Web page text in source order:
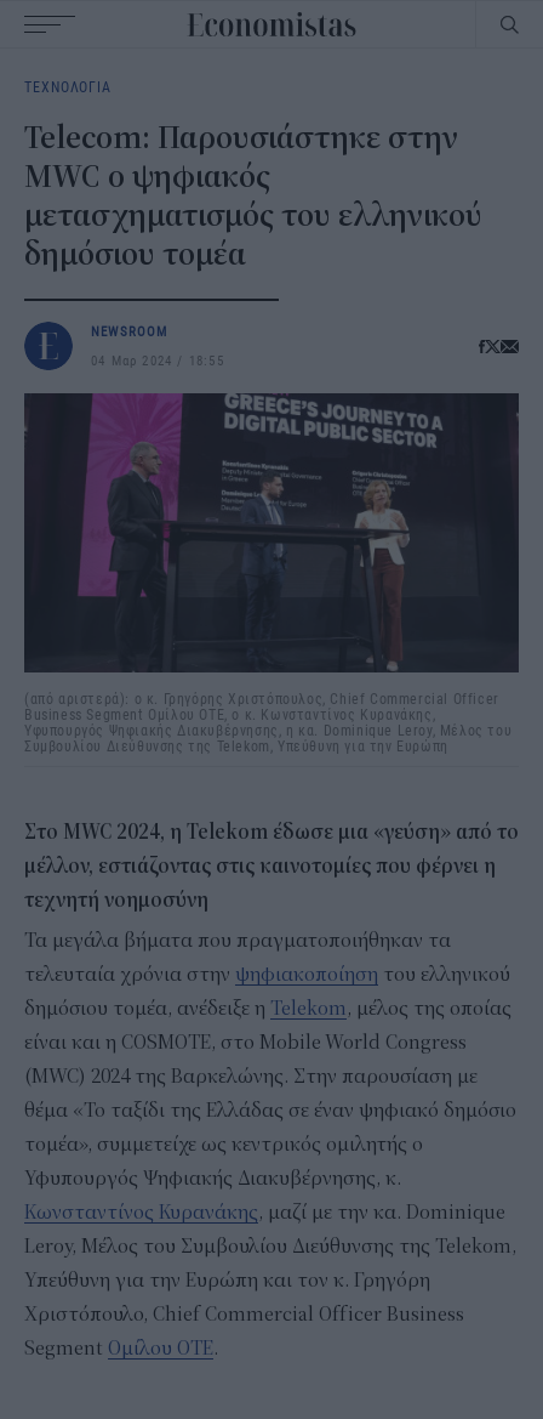
navigation
ΤΕΧΝΟΛΟΓΙΑ
Telecom: Παρουσιάστηκε στην
MWC o ψηφιακός
μετασχηματισμός του ελληνικού
δημόσιου τομέα
NEWSROOM
04 Μαρ 2024
18:55
(από αριστερά): ο κ. Γρηγόρης Χριστόπουλος, Chief Commercial Officer
Business Segment Ομίλου ΟΤΕ, ο κ. Κωνσταντίνος Κυρανάκης,
Υφυπουργός Ψηφιακής Διακυβέρνησης, η κα. Dominique Leroy, Μέλος του
Συμβουλίου Διεύθυνσης της Telekom, Υπεύθυνη για την Ευρώπη
Στο MWC 2024, η Telekom έδωσε μια «γεύση» από το
μέλλον, εστιάζοντας στις καινοτομίες που φέρνει η
τεχνητή νοημοσύνη
Τα μεγάλα βήματα που πραγματοποιήθηκαν τα
τελευταία χρόνια στην ψηφιακοποίηση του ελληνικού
δημόσιου τομέα, ανέδειξε η Telekom, μέλος της οποίας
είναι και η COSMOTE, στο Mobile World Congress
(MWC) 2024 της Βαρκελώνης. Στην παρουσίαση με
θέμα «Το ταξίδι της Ελλάδας σε έναν ψηφιακό δημόσιο
τομέα», συμμετείχε ως κεντρικός ομιλητής ο
Υφυπουργός Ψηφιακής Διακυβέρνησης, κ.
Κωνσταντίνος Κυρανάκης, μαζί με την κα. Dominique
Leroy, Μέλος του Συμβουλίου Διεύθυνσης της Telekom,
Υπεύθυνη για την Ευρώπη και τον κ. Γρηγόρη
Χριστόπουλο, Chief Commercial Officer Business
Segment Ομίλου ΟΤΕ.